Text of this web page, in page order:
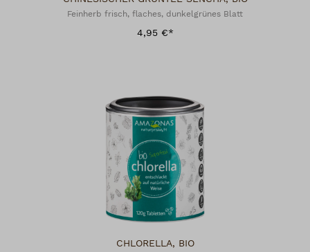
Feinherb frisch, flaches, dunkelgrünes Blatt
4,95 €*
CHLORELLA, BIO